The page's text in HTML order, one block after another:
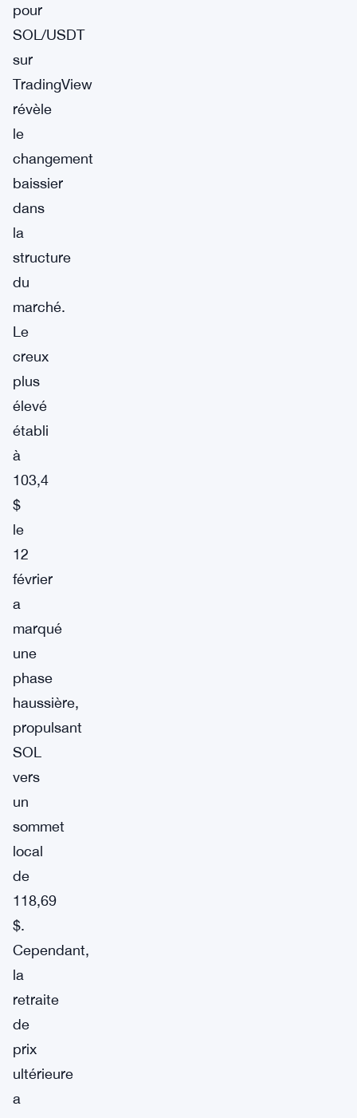
pour
SOL/USDT
sur
TradingView
révèle
le
changement
baissier
dans
la
structure
du
marché.
Le
creux
plus
élevé
établi
à
103,4
$
le
12
février
a
marqué
une
phase
haussière,
propulsant
SOL
vers
un
sommet
local
de
118,69
$.
Cependant,
la
retraite
de
prix
ultérieure
a